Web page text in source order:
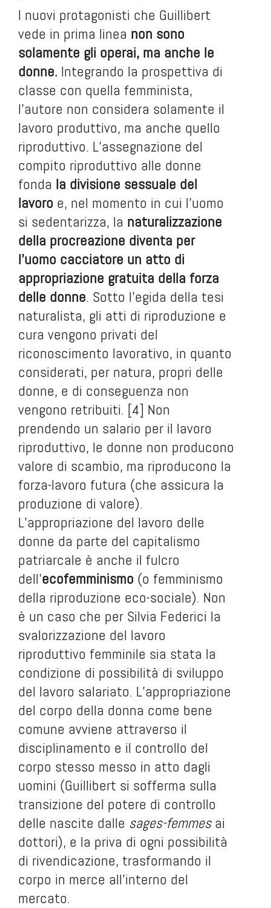
I nuovi protagonisti che Guillibert
vede in prima linea non sono
solamente gli operai, ma anche le
donne. Integrando la prospettiva di
classe con quella femminista,
l’autore non considera solamente il
lavoro produttivo, ma anche quello
riproduttivo. L’assegnazione del
compito riproduttivo alle donne
fonda la divisione sessuale del
lavoro e, nel momento in cui l’uomo
si sedentarizza, la naturalizzazione
della procreazione diventa per
l’uomo cacciatore un atto di
appropriazione gratuita della forza
delle donne. Sotto l’egida della tesi
naturalista, gli atti di riproduzione e
cura vengono privati del
riconoscimento lavorativo, in quanto
considerati, per natura, propri delle
donne, e di conseguenza non
vengono retribuiti. [4] Non
prendendo un salario per il lavoro
riproduttivo, le donne non producono
valore di scambio, ma riproducono la
forza-lavoro futura (che assicura la
produzione di valore).
L’appropriazione del lavoro delle
donne da parte del capitalismo
patriarcale è anche il fulcro
dell’ecofemminismo (o femminismo
della riproduzione eco-sociale). Non
è un caso che per Silvia Federici la
svalorizzazione del lavoro
riproduttivo femminile sia stata la
condizione di possibilità di sviluppo
del lavoro salariato. L’appropriazione
del corpo della donna come bene
comune avviene attraverso il
disciplinamento e il controllo del
corpo stesso messo in atto dagli
uomini (Guillibert si sofferma sulla
transizione del potere di controllo
delle nascite dalle sages-femmesai
dottori), e la priva di ogni possibilità
di rivendicazione, trasformando il
corpo in merce all’interno del
mercato.